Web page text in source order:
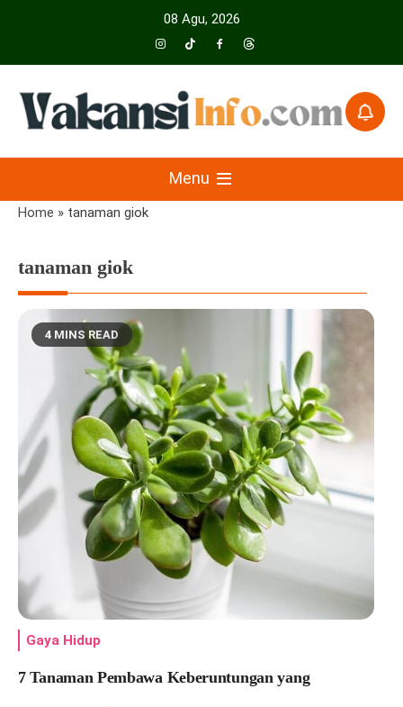
08 Agu, 2026
VakansiinfoMenu
Home » tanaman giok
tanaman giok
4 MINS READ
Gaya Hidup
7 Tanaman Pembawa Keberuntungan yang